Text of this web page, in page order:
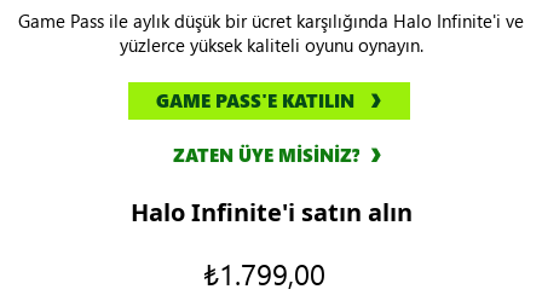
Game Pass ile aylık düşük bir ücret karşılığında Halo Infinite'i ve
yüzlerce yüksek kaliteli oyunu oynayın.
GAME PASS'E KATILIN
ZATEN ÜYE MİSİNİZ?
Halo Infinite'i satın alın
₺1.799,00